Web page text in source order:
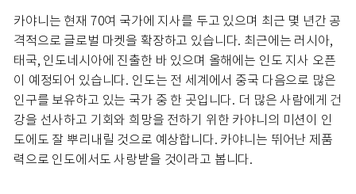
카야니는 현재 70여 국가에 지사를 두고 있으며 최근 몇 년간 공
격적으로 글로벌 마켓을 확장하고 있습니다. 최근에는 러시아,
태국, 인도네시아에 진출한 바 있으며 올해에는 인도 지사 오픈
이 예정되어 있습니다. 인도는 전 세계에서 중국 다음으로 많은
인구를 보유하고 있는 국가 중 한 곳입니다. 더 많은 사람에게 건
강을 선사하고 기회와 희망을 전하기 위한 카야니의 미션이 인
도에도 잘 뿌리내릴 것으로 예상합니다. 카야니는 뛰어난 제품
력으로 인도에서도 사랑받을 것이라고 봅니다.